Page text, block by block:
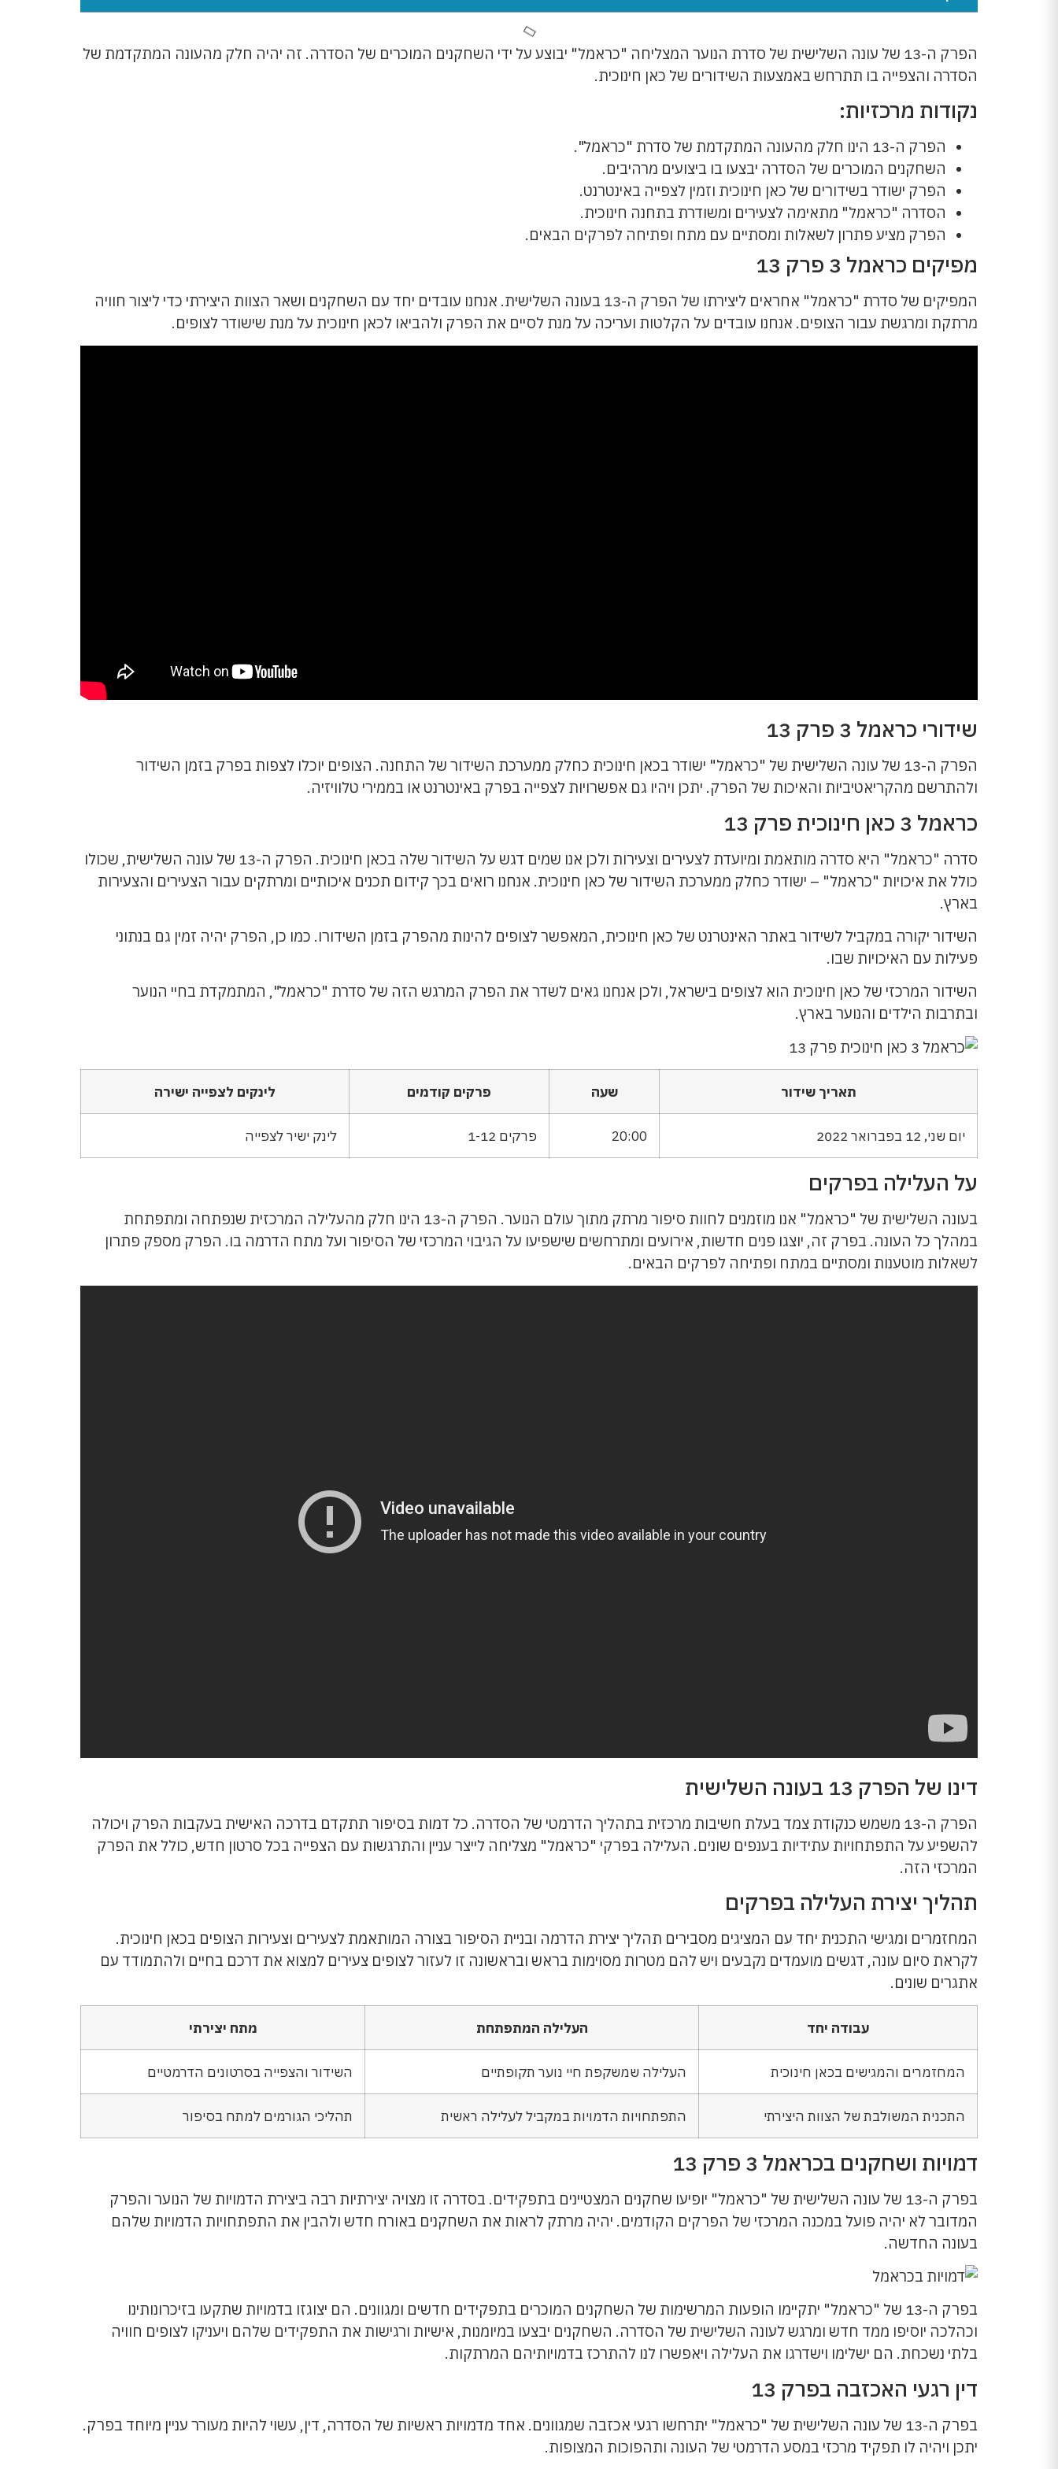
הפרק ה-13 של עונה השלישית של סדרת הנוער המצליחה "כראמל" יבוצע על ידי השחקנים המוכרים של הסדרה. זה יהיה חלק מהעונה המתקדמת של
הסדרה והצפייה בו תתרחש באמצעות השידורים של כאן חינוכית.
נקודות מרכזיות:
הפרק ה-13 הינו חלק מהעונה המתקדמת של סדרת "כראמל".
השחקנים המוכרים של הסדרה יבצעו בו ביצועים מרהיבים.
הפרק ישודר בשידורים של כאן חינוכית וזמין לצפייה באינטרנט.
הסדרה "כראמל" מתאימה לצעירים ומשודרת בתחנה חינוכית.
הפרק מציע פתרון לשאלות ומסתיים עם מתח ופתיחה לפרקים הבאים.
מפיקים כראמל 3 פרק 13
המפיקים של סדרת "כראמל" אחראים ליצירתו של הפרק ה-13 בעונה השלישית. אנחנו עובדים יחד עם השחקנים ושאר הצוות היצירתי כדי ליצור חוויה
מרתקת ומרגשת עבור הצופים. אנחנו עובדים על הקלטות ועריכה על מנת לסיים את הפרק ולהביאו לכאן חינוכית על מנת שישודר לצופים.
שידורי כראמל 3 פרק 13
הפרק ה-13 של עונה השלישית של "כראמל" ישודר בכאן חינוכית כחלק ממערכת השידור של התחנה. הצופים יוכלו לצפות בפרק בזמן השידור
ולהתרשם מהקריאטיביות והאיכות של הפרק. יתכן ויהיו גם אפשרויות לצפייה בפרק באינטרנט או בממירי טלוויזיה.
כראמל 3 כאן חינוכית פרק 13
סדרה "כראמל" היא סדרה מותאמת ומיועדת לצעירים וצעירות ולכן אנו שמים דגש על השידור שלה בכאן חינוכית. הפרק ה-13 של עונה השלישית, שכולו
כולל את איכויות "כראמל" – ישודר כחלק ממערכת השידור של כאן חינוכית. אנחנו רואים בכך קידום תכנים איכותיים ומרתקים עבור הצעירים והצעירות
בארץ.
השידור יקורה במקביל לשידור באתר האינטרנט של כאן חינוכית, המאפשר לצופים להינות מהפרק בזמן השידורו. כמו כן, הפרק יהיה זמין גם בנתוני
פעילות עם האיכויות שבו.
השידור המרכזי של כאן חינוכית הוא לצופים בישראל, ולכן אנחנו גאים לשדר את הפרק המרגש הזה של סדרת "כראמל", המתמקדת בחיי הנוער
ובתרבות הילדים והנוער בארץ.
תאריך שידור שעה פרקים קודמים לינקים לצפייה ישירה
יום שני, 12 בפברואר 2022 20:00 פרקים 1-12 לינק ישיר לצפייה
על העלילה בפרקים
בעונה השלישית של "כראמל" אנו מוזמנים לחוות סיפור מרתק מתוך עולם הנוער. הפרק ה-13 הינו חלק מהעלילה המרכזית שנפתחה ומתפתחת
במהלך כל העונה. בפרק זה, יוצגו פנים חדשות, אירועים ומתרחשים שישפיעו על הגיבוי המרכזי של הסיפור ועל מתח הדרמה בו. הפרק מספק פתרון
לשאלות מוטענות ומסתיים במתח ופתיחה לפרקים הבאים.
דינו של הפרק 13 בעונה השלישית
הפרק ה-13 משמש כנקודת צמד בעלת חשיבות מרכזית בתהליך הדרמטי של הסדרה. כל דמות בסיפור תתקדם בדרכה האישית בעקבות הפרק ויכולה
להשפיע על התפתחויות עתידיות בענפים שונים. העלילה בפרקי "כראמל" מצליחה לייצר עניין והתרגשות עם הצפייה בכל סרטון חדש, כולל את הפרק
המרכזי הזה.
תהליך יצירת העלילה בפרקים
המחזמרים ומגישי התכנית יחד עם המציגים מסבירים תהליך יצירת הדרמה ובניית הסיפור בצורה המותאמת לצעירים וצעירות הצופים בכאן חינוכית.
לקראת סיום עונה, דגשים מועמדים נקבעים ויש להם מטרות מסוימות בראש ובראשונה זו לעזור לצופים צעירים למצוא את דרכם בחיים ולהתמודד עם
אתגרים שונים.
עבודה יחד העלילה המתפתחת מתח יצירתי
המחזמרים והמגישים בכאן חינוכית העלילה שמשקפת חיי נוער תקופתיים השידור והצפייה בסרטונים הדרמטיים
התכנית המשולבת של הצוות היצירתי התפתחויות הדמויות במקביל לעלילה ראשית תהליכי הגורמים למתח בסיפור
דמויות ושחקנים בכראמל 3 פרק 13
בפרק ה-13 של עונה השלישית של "כראמל" יופיעו שחקנים המצטיינים בתפקידים. בסדרה זו מצויה יצירתיות רבה ביצירת הדמויות של הנוער והפרק
המדובר לא יהיה פועל במכנה המרכזי של הפרקים הקודמים. יהיה מרתק לראות את השחקנים באורח חדש ולהבין את התפתחויות הדמויות שלהם
בעונה החדשה.
בפרק ה-13 של "כראמל" יתקיימו הופעות המרשימות של השחקנים המוכרים בתפקידים חדשים ומגוונים. הם יצוגזו בדמויות שתקעו בזיכרונותינו
וכהלכה יוסיפו ממד חדש ומרגש לעונה השלישית של הסדרה. השחקנים יבצעו במיומנות, אישיות ורגישות את התפקידים שלהם ויעניקו לצופים חוויה
בלתי נשכחת. הם ישלימו וישדרגו את העלילה ויאפשרו לנו להתרכז בדמויותיהם המרתקות.
דין רגעי האכזבה בפרק 13
בפרק ה-13 של עונה השלישית של "כראמל" יתרחשו רגעי אכזבה שמגוונים. אחד מדמויות ראשיות של הסדרה, דין, עשוי להיות מעורר עניין מיוחד בפרק.
יתכן ויהיה לו תפקיד מרכזי במסע הדרמטי של העונה ותהפוכות המצופות.